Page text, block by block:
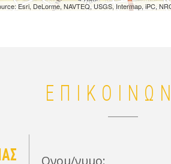
Esri, DeLorme, NAVTEQ, USGS, Intermap, iPC,
Ονομ/νυμο: